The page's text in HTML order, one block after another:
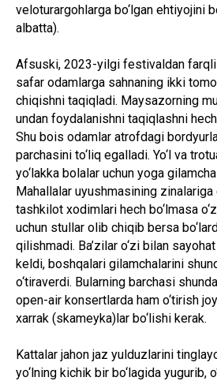
veloturargohlarga bo‘lgan ehtiyojini
albatta).
Afsuski, 2023-yilgi festivaldan farqli
safar odamlarga sahnaning ikki
chiqishni taqiqladi. Maysazorning
undan foydalanishni taqiqlashni
Shu bois odamlar atrofdagi
parchasini to‘liq egalladi. Yo‘l va
yo‘lakka bolalar uchun yoga
Mahallalar uyushmasining zinalariga
tashkilot xodimlari hech bo‘lmasa
uchun stullar olib chiqib bersa
qilishmadi. Ba’zilar o‘zi bilan
keldi, boshqalari gilamchalarini
o‘tiraverdi. Bularning barchasi
open-air konsertlarda ham o‘tirish
xarrak (skameyka)lar bo‘lishi kerak.
Kattalar jahon jaz yulduzlarini
yo‘lning kichik bir bo‘lagida yugurib,